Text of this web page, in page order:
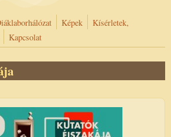
Képek
Kísérletek,
Kapcsolat